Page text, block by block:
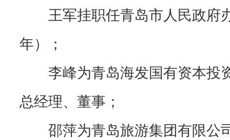
王军挂职任青岛市人民政府
年）；
李峰为青岛海发国有资本投
总经理、董事；
邵萍为青岛旅游集团有限公